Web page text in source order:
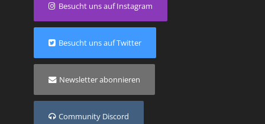
Besucht uns auf Instagram
Besucht uns auf Twitter
Newsletter abonnieren
Community Discord